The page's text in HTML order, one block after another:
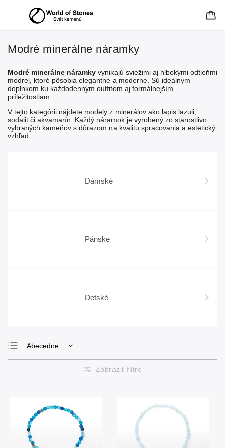
Modré minerálne náramky
Modré minerálne náramky vynikajú sviežimi aj hlbokými odtieňmi
modrej, ktoré pôsobia elegantne a moderne. Sú ideálnym
doplnkom ku každodenným outfitom aj formálnejším
príležitostiam.
V tejto kategórii nájdete modely z minerálov ako lapis lazuli,
sodalit či akvamarín. Každý náramok je vyrobený zo starostlivo
vybraných kameňov s dôrazom na kvalitu spracovania a estetický
vzhľad.
Dámské
Pánske
Detské
Abecedne
Najlacnejšie
Najdrahšie